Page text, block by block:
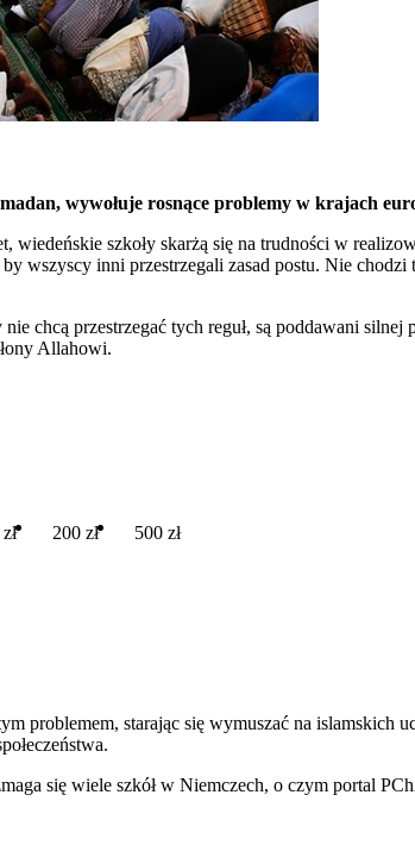
wywołuje rosnące problemy w krajach
wiedeńskie szkoły skarżą się na trudności w
wszyscy inni przestrzegali zasad postu. Nie
chcą przestrzegać tych reguł, są poddawani
Allahowi.
200 zł 500 zł
problemem, starając się wymuszać na islamskich
się wiele szkół w Niemczech, o czym portal